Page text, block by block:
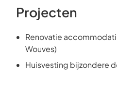
Projecten
Renovatie
Wouves)
Huisvesting bijzondere